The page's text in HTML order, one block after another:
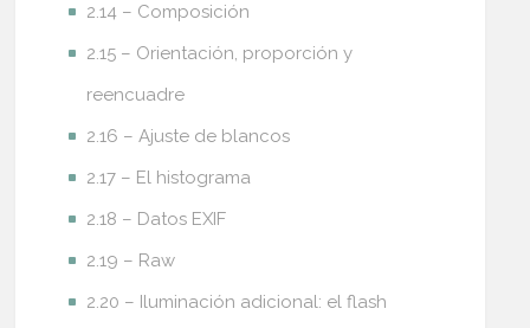
2.14 – Composición
2.15 – Orientación, proporción y
reencuadre
2.16 – Ajuste de blancos
2.17 – El histograma
2.18 – Datos EXIF
2.19 – Raw
2.20 – Iluminación adicional: el flash